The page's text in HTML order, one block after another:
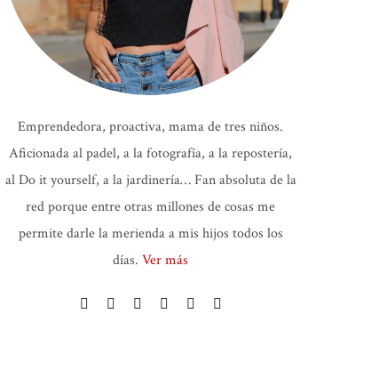
Emprendedora, proactiva, mama de tres niños.
Aficionada al padel, a la fotografía, a la repostería,
al Do it yourself, a la jardinería… Fan absoluta de la
red porque entre otras millones de cosas me
permite darle la merienda a mis hijos todos los
días. Ver más